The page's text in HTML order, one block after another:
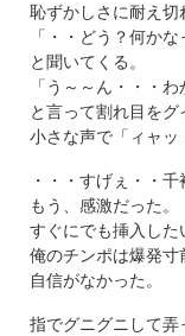
恥ずかしさに耐え
「・・どう？何かな
と聞いてくる。
「う～～ん・・・
と言って割れ目をグ
小さな声で「ィャッ
・・・すげぇ・・
もう、感激だった。
すぐにでも挿入した
俺のチンポは爆発
自信がなかった。
指でグニグニして弄